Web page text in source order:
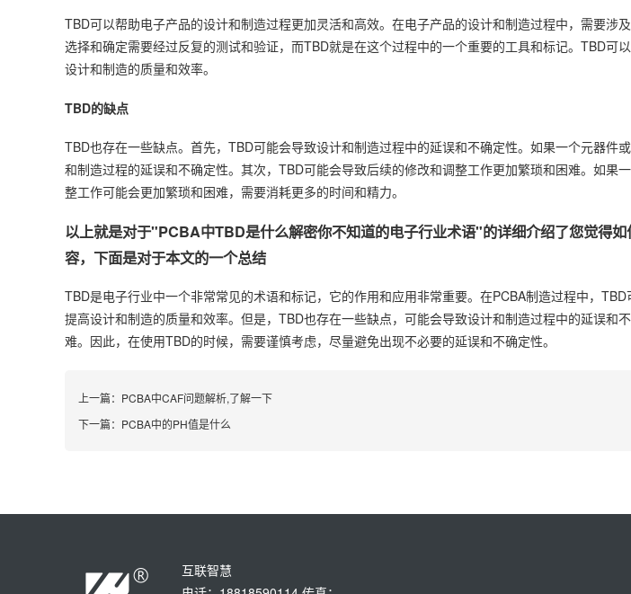
TBD可以帮助电子产品的设计和制造过程更加灵活和高效。在电子产品的设计和制造过程中，需要涉
选择和确定需要经过反复的测试和验证，而TBD就是在这个过程中的一个重要的工具和标记。TBD可
设计和制造的质量和效率。
TBD的缺点
TBD也存在一些缺点。首先，TBD可能会导致设计和制造过程中的延误和不确定性。如果一个元器件
和制造过程的延误和不确定性。其次，TBD可能会导致后续的修改和调整工作更加繁琐和困难。如果
整工作可能会更加繁琐和困难，需要消耗更多的时间和精力。
以上就是对于"PCBA中TBD是什么解密你不知道的电子行业术语"的详细介绍了您觉得
容，下面是对于本文的一个总结
TBD是电子行业中一个非常常见的术语和标记，它的作用和应用非常重要。在PCBA制造过程中，TBD
提高设计和制造的质量和效率。但是，TBD也存在一些缺点，可能会导致设计和制造过程中的延误和
难。因此，在使用TBD的时候，需要谨慎考虑，尽量避免出现不必要的延误和不确定性。
上一篇： PCBA中CAF问题解析,了解一下
下一篇： PCBA中的PH值是什么
互联智慧